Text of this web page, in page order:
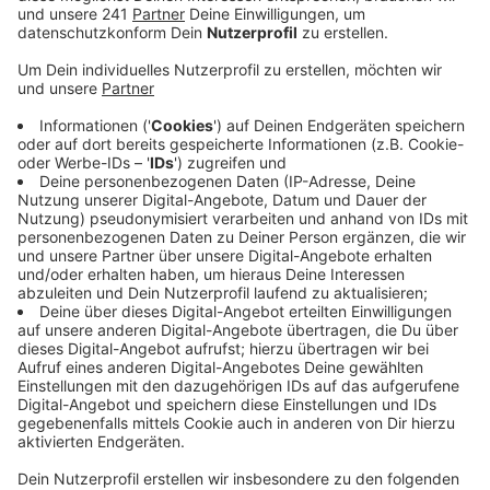
aller registrierter Verkehrsunfälle. Das ergibt
durchschnittlich 10 geflohene Autofahrer pro Tag
im Bereich der Bonner Polizei.
Anzeige
Unfallflucht ist kein Kavaliersdelikt, sondern eine
Straftat, teilte die Polizei mit, für die es bis zu drei
Jahre Gefängnis geben kann. Ganz abgesehen davon
blieben die Opfer meistens auf hohen Kosten sitzen.
Die Bonner Polizei bittet explizit die Bürgerinnen und
Bürger um Hilfe. Wer eine Unfallflucht beobachte,
solle sich bitte bei der Polizei unter 110 melden. Im
vergangenen Jahr wurden über 46 Prozent aller